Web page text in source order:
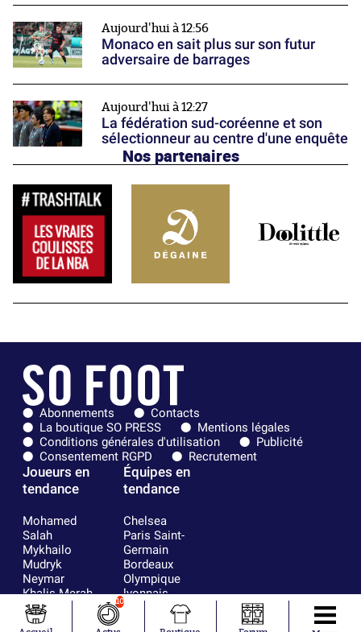
Aujourd'hui à 12:56
Monaco en sait plus sur son futur
adversaire de barrages
Aujourd'hui à 12:27
La fédération sud-coréenne et son
sélectionneur au centre d'une enquête
Nos partenaires
Abonnements
Contacts
La boutique SO PRESS
Mentions légales
Conditions générales d'utilisation
Publicité
Consentement RGPD
Recrutement
Joueurs en
tendance
Mohamed
Salah
Mykhailo
Mudryk
Neymar
Khalis Merah
Loïs Openda
Moussa
Équipes en
tendance
Chelsea
Paris Saint-
Germain
Bordeaux
Olympique
lyonnais
FIFA
Real Madrid
10